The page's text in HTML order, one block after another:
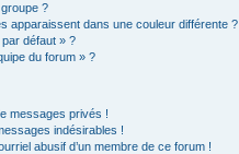
?
apparaissent dans une couleur différente ?
par défaut » ?
du forum » ?
messages privés !
indésirables !
abusif d’un membre de ce forum !